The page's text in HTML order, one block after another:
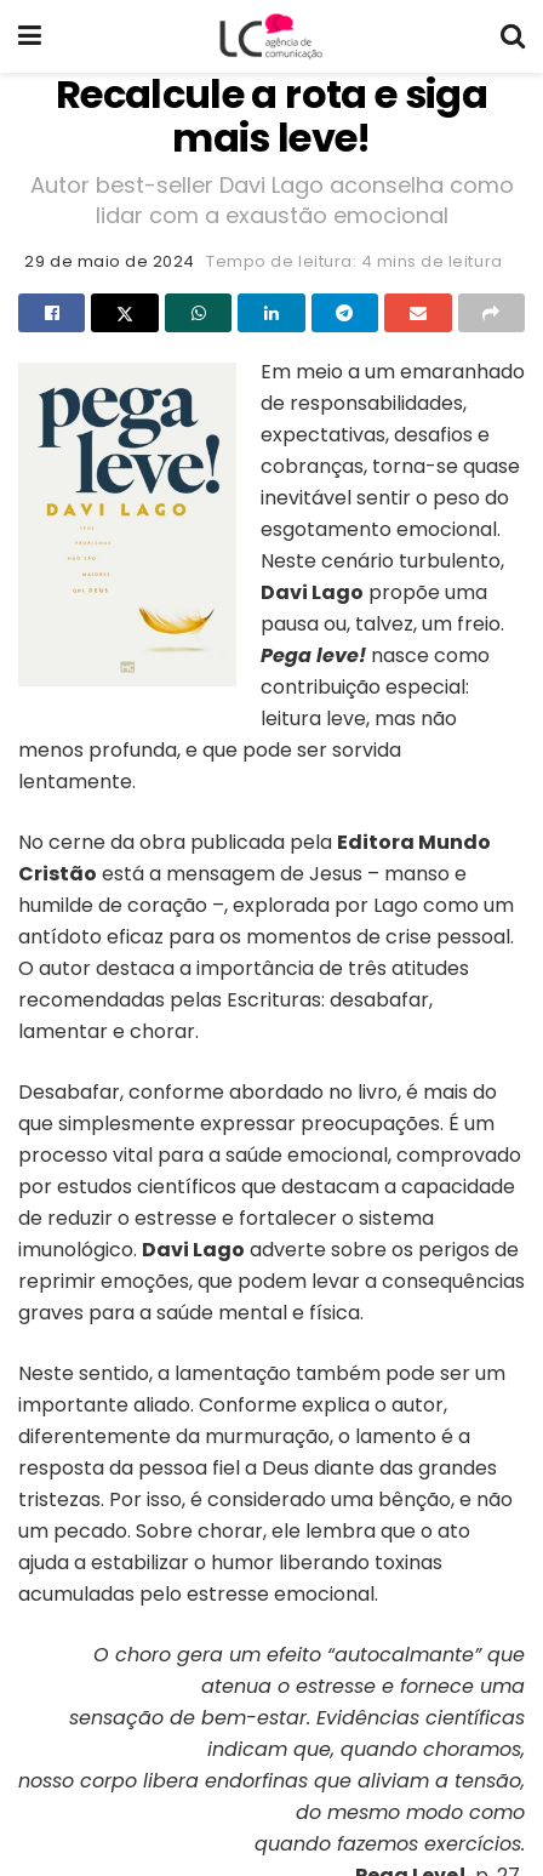
Recalcule a rota e siga
mais leve!
Autor best-seller Davi Lago aconselha como
lidar com a exaustão emocional
29 de maio de 2024 Tempo de leitura: 4 mins de leitura
Em meio a um emaranhado
de responsabilidades,
expectativas, desafios e
cobranças, torna-se quase
inevitável sentir o peso do
esgotamento emocional.
Neste cenário turbulento,
Davi Lago propõe uma
pausa ou, talvez, um freio.
Pega leve! nasce como
contribuição especial:
leitura leve, mas não
menos profunda, e que pode ser sorvida
lentamente.
No cerne da obra publicada pela Editora Mundo
Cristão está a mensagem de Jesus – manso e
humilde de coração –, explorada por Lago como um
antídoto eficaz para os momentos de crise pessoal.
O autor destaca a importância de três atitudes
recomendadas pelas Escrituras: desabafar,
lamentar e chorar.
Desabafar, conforme abordado no livro, é mais do
que simplesmente expressar preocupações. É um
processo vital para a saúde emocional, comprovado
por estudos científicos que destacam a capacidade
de reduzir o estresse e fortalecer o sistema
imunológico. Davi Lago adverte sobre os perigos de
reprimir emoções, que podem levar a consequências
graves para a saúde mental e física.
Neste sentido, a lamentação também pode ser um
importante aliado. Conforme explica o autor,
diferentemente da murmuração, o lamento é a
resposta da pessoa fiel a Deus diante das grandes
tristezas. Por isso, é considerado uma bênção, e não
um pecado. Sobre chorar, ele lembra que o ato
ajuda a estabilizar o humor liberando toxinas
acumuladas pelo estresse emocional.
O choro gera um efeito “autocalmante” que
atenua o estresse e fornece uma
sensação de bem-estar. Evidências científicas
indicam que, quando choramos,
nosso corpo libera endorfinas que aliviam a tensão,
do mesmo modo como
quando fazemos exercícios.